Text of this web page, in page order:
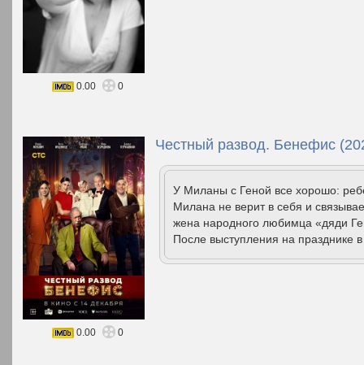
0.00 0
Честный развод. Бенефис
У Миланы с Геной все хорошо:
Милана не верит в себя и
жена народного любимца «дяди
После выступления на празднике
0.00 0